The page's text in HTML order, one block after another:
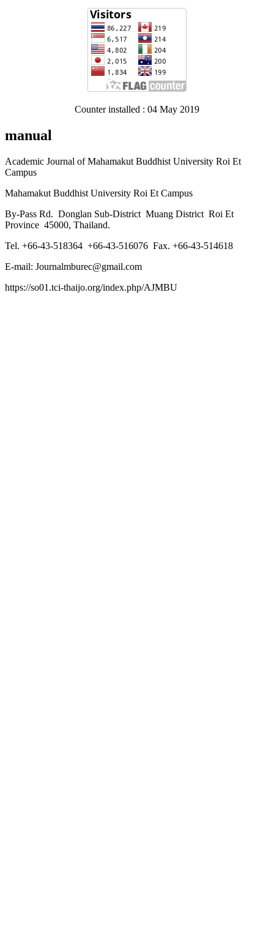
Counter installed : 04 May 2019
manual
Academic Journal of Mahamakut Buddhist University Roi Et
Campus
Mahamakut Buddhist University Roi Et Campus
By-Pass Rd. Donglan Sub-District Muang District Roi Et
Province 45000, Thailand.
Tel. +66-43-518364 +66-43-516076 Fax. +66-43-514618
E-mail: Journalmburec@gmail.com
https://so01.tci-thaijo.org/index.php/AJMBU